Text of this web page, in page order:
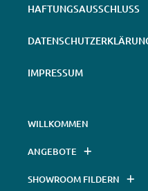
HAFTUNGSAUSSCHLUSS
IMPRESSUM
WILLKOMMEN
ANGEBOTE
SHOWROOM FILDERN